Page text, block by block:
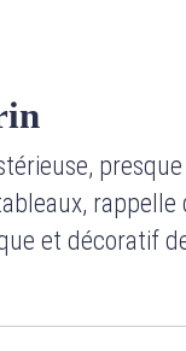
rappelle
et décoratif